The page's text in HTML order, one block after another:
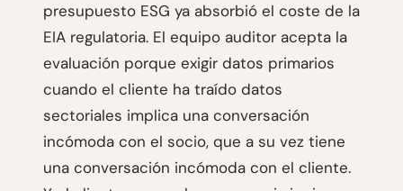
presupuesto ESG ya absorbió el coste de la
EIA regulatoria. El equipo auditor acepta la
evaluación porque exigir datos primarios
cuando el cliente ha traído datos
sectoriales implica una conversación
incómoda con el socio, que a su vez tiene
una conversación incómoda con el cliente.